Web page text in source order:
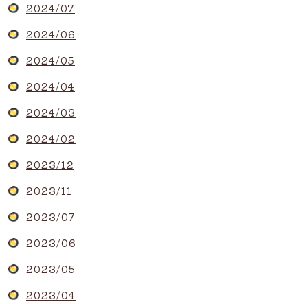
2024/07
2024/06
2024/05
2024/04
2024/03
2024/02
2023/12
2023/11
2023/07
2023/06
2023/05
2023/04